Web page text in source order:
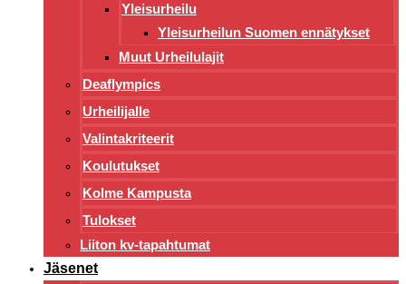
Yleisurheilu
Yleisurheilun Suomen ennätykset
Muut Urheilulajit
Deaflympics
Urheilijalle
Valintakriteerit
Koulutukset
Kolme Kampusta
Tulokset
Liiton kv-tapahtumat
Jäsenet